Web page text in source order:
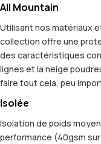
All Mountain
Utilisant nos matériaux
collection offre une
des caractéristiques
lignes et la neige
faire tout cela, peu
Isolée
Isolation de poids
performance (40gsm